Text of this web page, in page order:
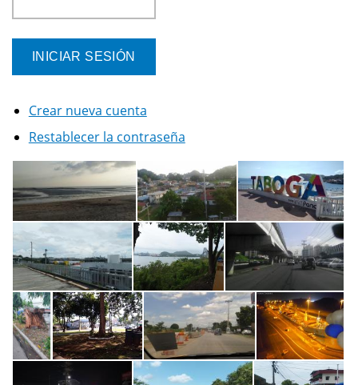
Crear nueva cuenta
Restablecer la contraseña